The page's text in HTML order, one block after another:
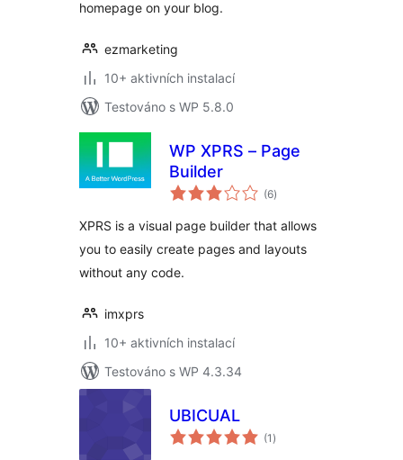
homepage on your blog.
ezmarketing
10+ aktivních instalací
Testováno s WP 5.8.0
WP XPRS – Page
Builder
(6celkové
hodnocení
)
XPRS is a visual page builder that allows
you to easily create pages and layouts
without any code.
imxprs
10+ aktivních instalací
Testováno s WP 4.3.34
UBICUAL
(1 celkové
hodnocení
)